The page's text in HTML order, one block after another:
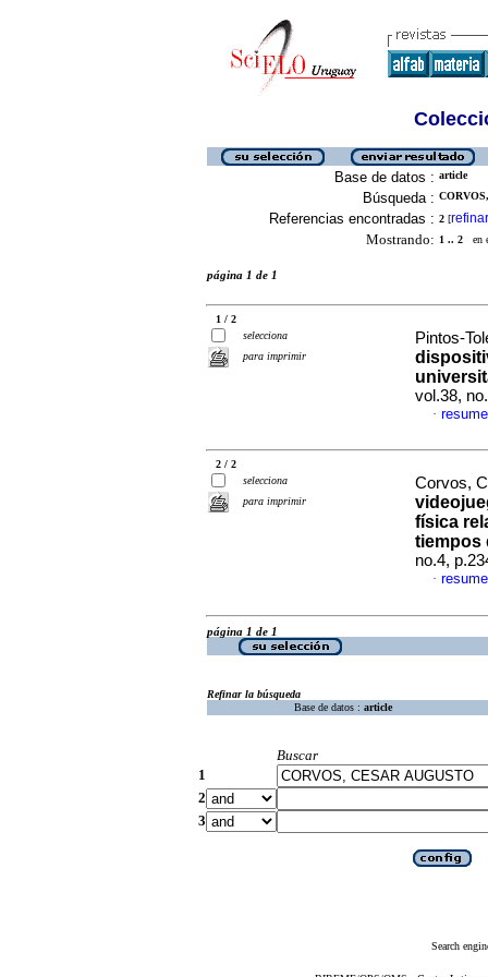
Base de datos : article
Búsqueda :
Referencias encontradas : 2 [refinar
Mostrando: 1 .. 2 en
página 1 de 1
1 / 2
selecciona
para imprimir
Pintos-
vol.38,
·
2 / 2
selecciona
para imprimir
Corvos,
física
tiempos
no.4,
·
página 1 de 1
Refinar la búsqueda
Base de datos : article
Buscar
1
2
3
Search